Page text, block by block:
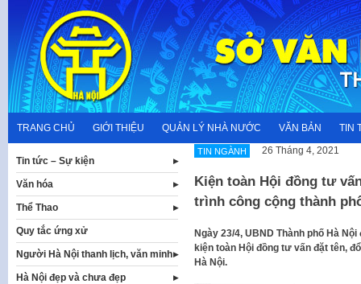
content
TRANG CHỦ GIỚI THIỆU QUẢN LÝ NHÀ NƯỚC VĂN BẢN TIN
TIN NGÀNH 26 Tháng 4, 2021
Kiện toàn Hội đồng tư
trình công cộng thành
Ngày 23/4, UBND Thành phố Hà
kiện toàn Hội đồng tư vấn đặt tên,
Hà Nội.
Tin tức – Sự kiện
Văn hóa
Thể Thao
Quy tắc ứng xử
Người Hà Nội thanh lịch, văn minh
Hà Nội đẹp và chưa đẹp